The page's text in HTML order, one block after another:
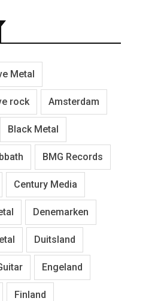
Metal
rock Amsterdam
Black Metal
BMG Records
Century Media
Denemarken
Duitsland
Engeland
Finland